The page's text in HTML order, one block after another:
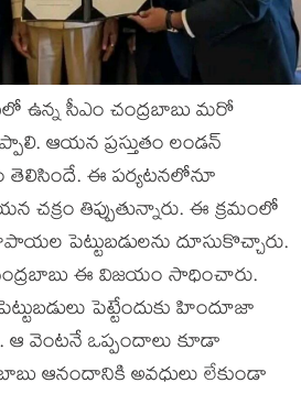
ఉన్న సీఎం చంద్ర‌బాబు మ‌రో
ఆయ‌న ప్ర‌స్తుతం లండ‌న్
ఈ ప‌ర్య‌ట‌న‌లోనూ
చ‌క్రం తిప్పుతున్నారు. ఈ క్ర‌మంలో
పెట్టుబ‌డులను దూసుకొచ్చారు.
ఈ విజ‌యం సాధించారు.
పెట్టేందుకు హిందూజా
ఆ వెంట‌నే ఒప్పందాలు కూడా
ఆనందానికి అవ‌ధులు లేకుండా